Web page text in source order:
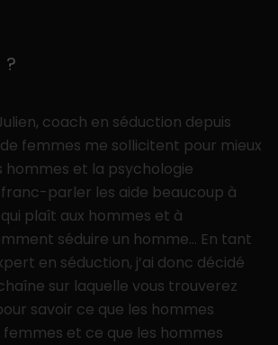
?
coach en séduction depuis
de femmes me sollicitent pour mieux
et la psychologie
franc-parler les aide beaucoup à
plaît aux hommes et à
séduire un homme… En tant
en séduction, j’ai donc décidé
sur laquelle vous trouverez
savoir ce que les hommes
et ce que les hommes